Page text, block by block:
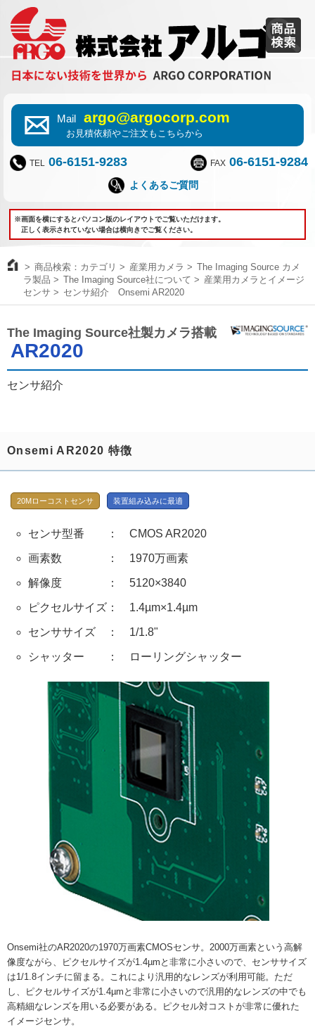
Mail argo@argocorp.com
お見積依頼やご注文もこちらから
TEL 06-6151-9283 FAX 06-6151-9284
よくあるご質問
※画面を横にするとパソコン版のレイアウトでご覧いただけます。
正しく表示されていない場合は横向きでご覧ください。
商品検索：カテゴリ 産業用カメラ
The Imaging Source カメ
ラ製品
The Imaging Source社について
産業用カメラとイメージ
センサ
センサ紹介 Onsemi AR2020
The Imaging Source社製カメラ搭載
AR2020
センサ紹介
Onsemi AR2020 特徴
20Mローコストセンサ 装置組み込みに最適
センサ型番 ： CMOS AR2020
画素数 ： 1970万画素
解像度 ： 5120×3840
ピクセルサイズ： 1.4µm×1.4µm
センササイズ ： 1/1.8"
シャッター ： ローリングシャッター
Onsemi社のAR2020の1970万画素CMOSセンサ。2000万画素という高解
像度ながら、ピクセルサイズが1.4µmと非常に小さいので、センササイズ
は1/1.8インチに留まる。これにより汎用的なレンズが利用可能。ただ
し、ピクセルサイズが1.4µmと非常に小さいので汎用的なレンズの中でも
高精細なレンズを用いる必要がある。ピクセル対コストが非常に優れた
イメージセンサ。